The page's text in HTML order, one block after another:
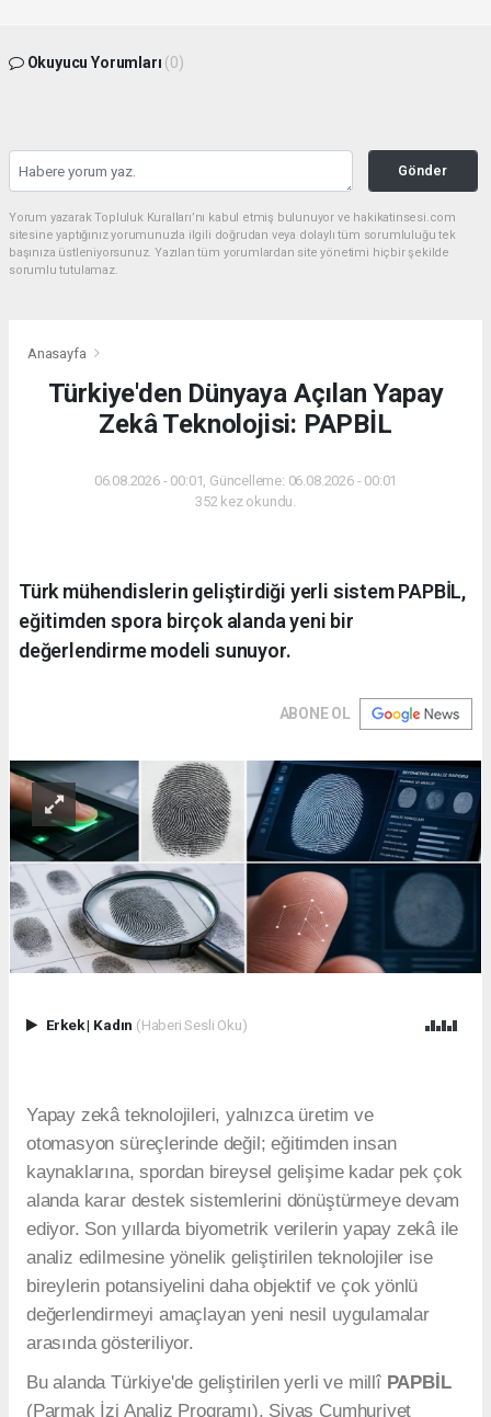
Okuyucu Yorumları (0)
Gönder
Yorum yazarak Topluluk Kuralları’nı kabul etmiş bulunuyor ve hakikatinsesi.com
sitesine yaptığınız yorumunuzla ilgili doğrudan veya dolaylı tüm sorumluluğu tek
başınıza üstleniyorsunuz. Yazılan tüm yorumlardan site yönetimi hiçbir şekilde
sorumlu tutulamaz.
Anasayfa
Türkiye'den Dünyaya Açılan Yapay
Zekâ Teknolojisi: PAPBİL
06.08.2026 - 00:01, Güncelleme: 06.08.2026 - 00:01
352 kez okundu.
Türk mühendislerin geliştirdiği yerli sistem PAPBİL,
eğitimden spora birçok alanda yeni bir
değerlendirme modeli sunuyor.
ABONE OL
Erkek| Kadın (Haberi Sesli Oku)
Yapay zekâ teknolojileri, yalnızca üretim ve
otomasyon süreçlerinde değil; eğitimden insan
kaynaklarına, spordan bireysel gelişime kadar pek çok
alanda karar destek sistemlerini dönüştürmeye devam
ediyor. Son yıllarda biyometrik verilerin yapay zekâ ile
analiz edilmesine yönelik geliştirilen teknolojiler ise
bireylerin potansiyelini daha objektif ve çok yönlü
değerlendirmeyi amaçlayan yeni nesil uygulamalar
arasında gösteriliyor.
Bu alanda Türkiye'de geliştirilen yerli ve millî PAPBİL
(Parmak İzi Analiz Programı), Sivas Cumhuriyet